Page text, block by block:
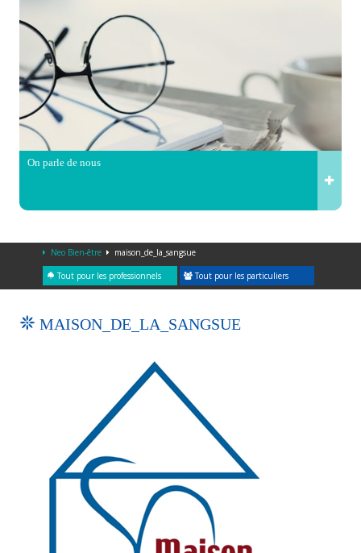
On parle de nous
Neo Bien-être maison_de_la_sangsue
Tout pour les professionnels Tout pour les particuliers
MAISON_DE_LA_SANGSUE